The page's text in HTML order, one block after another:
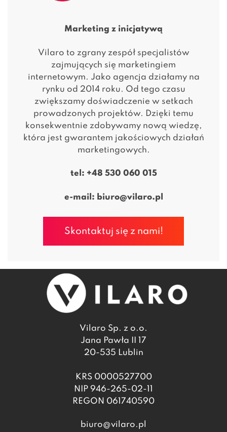
Marketing z inicjatywą
Vilaro to zgrany zespół specjalistów
zajmujących się marketingiem
internetowym. Jako agencja działamy na
rynku od 2014 roku. Od tego czasu
zwiększamy doświadczenie w setkach
prowadzonych projektów. Dzięki temu
konsekwentnie zdobywamy nową wiedzę,
która jest gwarantem jakościowych działań
marketingowych.
tel: +48 530 060 015
e-mail: biuro@vilaro.pl
Skontaktuj się z nami!
Vilaro Sp. z o.o.
Jana Pawła II 17
20-535 Lublin
KRS 0000527700
NIP 946-265-02-11
REGON 061740590
biuro@vilaro.pl